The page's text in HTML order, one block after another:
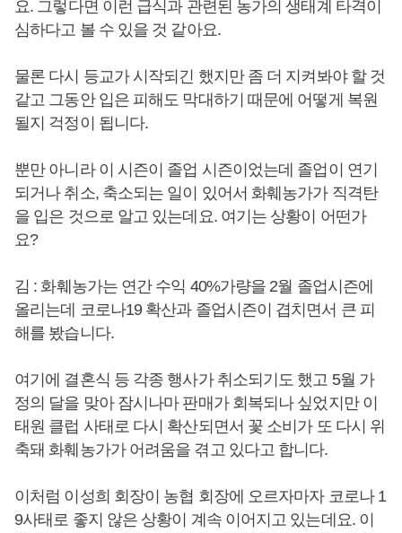
요. 그렇다면 이런 급식과 관련된 농가의 생태계 타격이
심하다고 볼 수 있을 것 같아요.
물론 다시 등교가 시작되긴 했지만 좀 더 지켜봐야 할 것
같고 그동안 입은 피해도 막대하기 때문에 어떻게 복원
될지 걱정이 됩니다.
뿐만 아니라 이 시즌이 졸업 시즌이었는데 졸업이 연기
되거나 취소, 축소되는 일이 있어서 화훼농가가 직격탄
을 입은 것으로 알고 있는데요. 여기는 상황이 어떤가
요?
김 : 화훼농가는 연간 수익 40%가량을 2월 졸업시즌에
올리는데 코로나19 확산과 졸업시즌이 겹치면서 큰 피
해를 봤습니다.
여기에 결혼식 등 각종 행사가 취소되기도 했고 5월 가
정의 달을 맞아 잠시나마 판매가 회복되나 싶었지만 이
태원 클럽 사태로 다시 확산되면서 꽃 소비가 또 다시 위
축돼 화훼농가가 어려움을 겪고 있다고 합니다.
이처럼 이성희 회장이 농협 회장에 오르자마자 코로나 1
9사태로 좋지 않은 상황이 계속 이어지고 있는데요. 이